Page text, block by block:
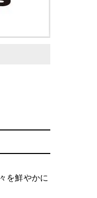
を鮮やかに